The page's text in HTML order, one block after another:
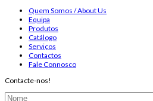
Quem Somos / About Us
Equipa
Produtos
Catálogo
Serviços
Contactos
Fale Connosco
Contacte-nos!